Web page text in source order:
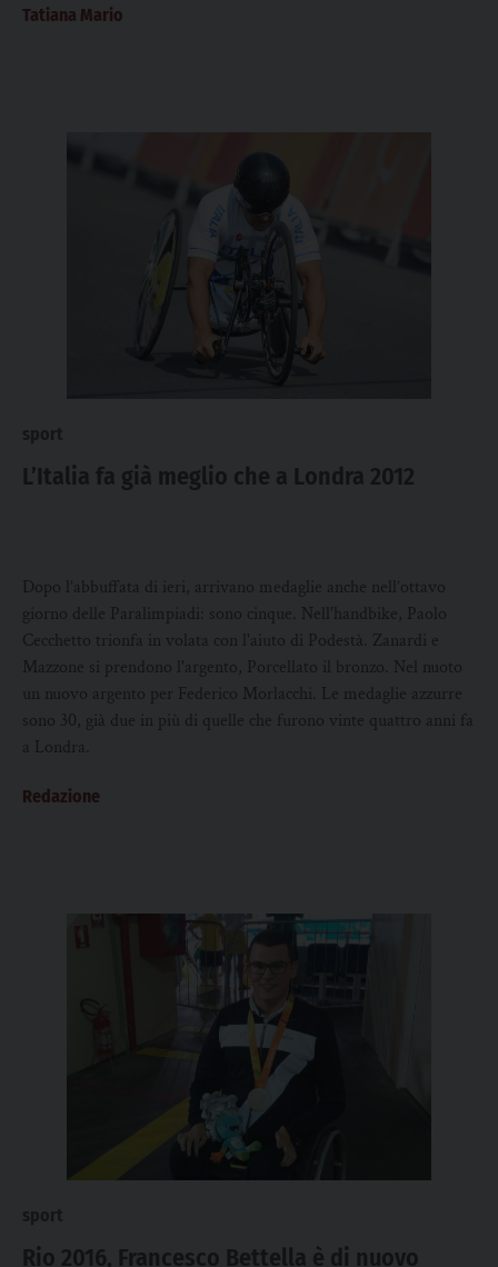
Tatiana Mario
L’Italia fa già meglio che a Londra 2012
Dopo l’abbuffata di ieri, arrivano medaglie anche nell’ottavo
giorno delle Paralimpiadi: sono cinque. Nell'handbike, Paolo
Cecchetto trionfa in volata con l'aiuto di Podestà. Zanardi e
Mazzone si prendono l'argento, Porcellato il bronzo. Nel nuoto
un nuovo argento per Federico Morlacchi. Le medaglie azzurre
sono 30, già due in più di quelle che furono vinte quattro anni fa
a Londra.
Redazione
Rio 2016, Francesco Bettella è di nuovo